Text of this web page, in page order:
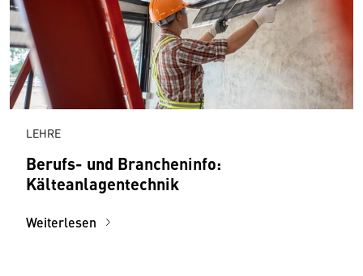
LEHRE
Berufs- und Brancheninfo:
Kälteanlagentechnik
Weiterlesen